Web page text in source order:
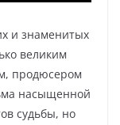
и знаменитых
великим
продюсером
насыщенной
судьбы, но